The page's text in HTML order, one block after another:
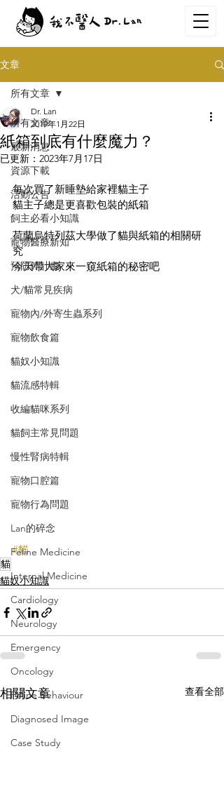
文章
所有文章
最新消息
資源下載
活動公告
飼主必看小知識
寵物醫療新知
預防針計畫
犬/貓常見疾病
寵物內/外寄生蟲系列
寵物飲食篇
貓奴小知識
貓流感特輯
收編貓咪系列
貓飼主常見問題
慢性腎病特輯
寵物口腔篇
寵物行為問題
Lan的碎念
Feline Medicine
Internal Medicine
Cardiology
Neurology
Emergency
Oncology
Feline Behaviour
Diagnosed Image
Case Study
所有文章
紙箱到底有什麼魔力？
Dr. Lan
2019年1月22日
已更新： 2023年7月17日
每次買了新睡墊給家裡貓主子
貓主子總是更喜歡包裝的紙箱
荷蘭烏特列茲大學做了貓與紙箱的相關研
究
今天帶大家來一窺紙箱的秘密吧
#貓
貓
貓奴小知識
相關文章 查看全部